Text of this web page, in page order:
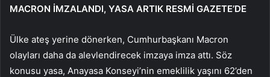
MACRON İMZALANDI, YASA ARTIK RESMİ GAZETE’DE
Ülke ateş yerine dönerken, Cumhurbaşkanı Macron
olayları daha da alevlendirecek imzaya imza attı. Söz
konusu yasa, Anayasa Konseyi’nin emeklilik yaşını 62’den